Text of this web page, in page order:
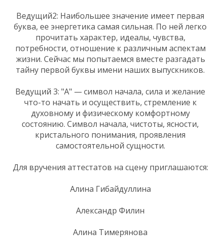
Ведущий2: Наибольшее значение имеет первая
буква, ее энергетика самая сильная. По ней легко
прочитать характер, идеалы, чувства,
потребности, отношение к различным аспектам
жизни. Сейчас мы попытаемся вместе разгадать
тайну первой буквы имени наших выпускников.
Ведущий 3: "А" — символ начала, сила и желание
что-то начать и осуществить, стремление к
духовному и физическому комфортному
состоянию. Символ начала, чистоты, ясности,
кристального понимания, проявления
самостоятельной сущности.
Для вручения аттестатов на сцену приглашаются:
Алина Гибайдуллина
Александр Филин
Алина Тимерянова